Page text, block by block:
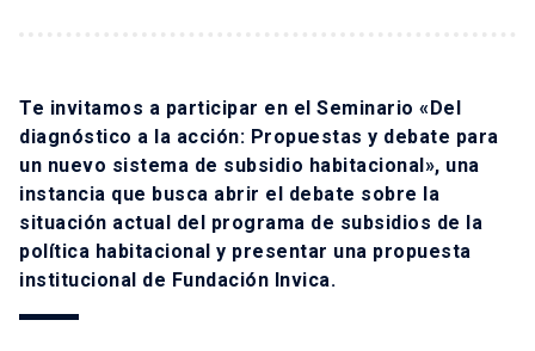
Te invitamos a participar en el Seminario «Del
diagnóstico a la acción: Propuestas y debate para
un nuevo sistema de subsidio habitacional», una
instancia que busca abrir el debate sobre la
situación actual del programa de subsidios de la
política habitacional y presentar una propuesta
institucional de Fundación Invica.